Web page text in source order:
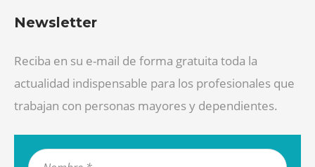
Newsletter
Reciba en su e-mail de forma gratuita toda la
actualidad indispensable para los profesionales que
trabajan con personas mayores y dependientes.